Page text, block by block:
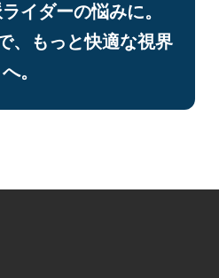
イダーの悩みに。
、もっと快適な視界
へ。